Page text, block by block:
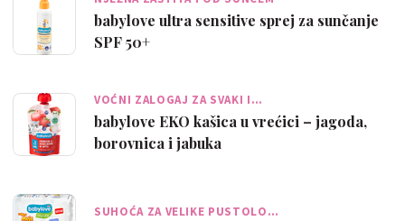
babylove ultra sensitive sprej za sunčanje
SPF 50+
VOĆNI ZALOGAJ ZA SVAKI I…
babylove EKO kašica u vrećici – jagoda,
borovnica i jabuka
SUHOĆA ZA VELIKE PUSTOLO…